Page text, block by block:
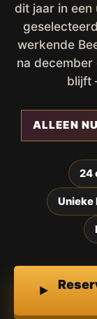
dit jaar in een
werkende
na
blijft
ALLEEN
24
Unieke